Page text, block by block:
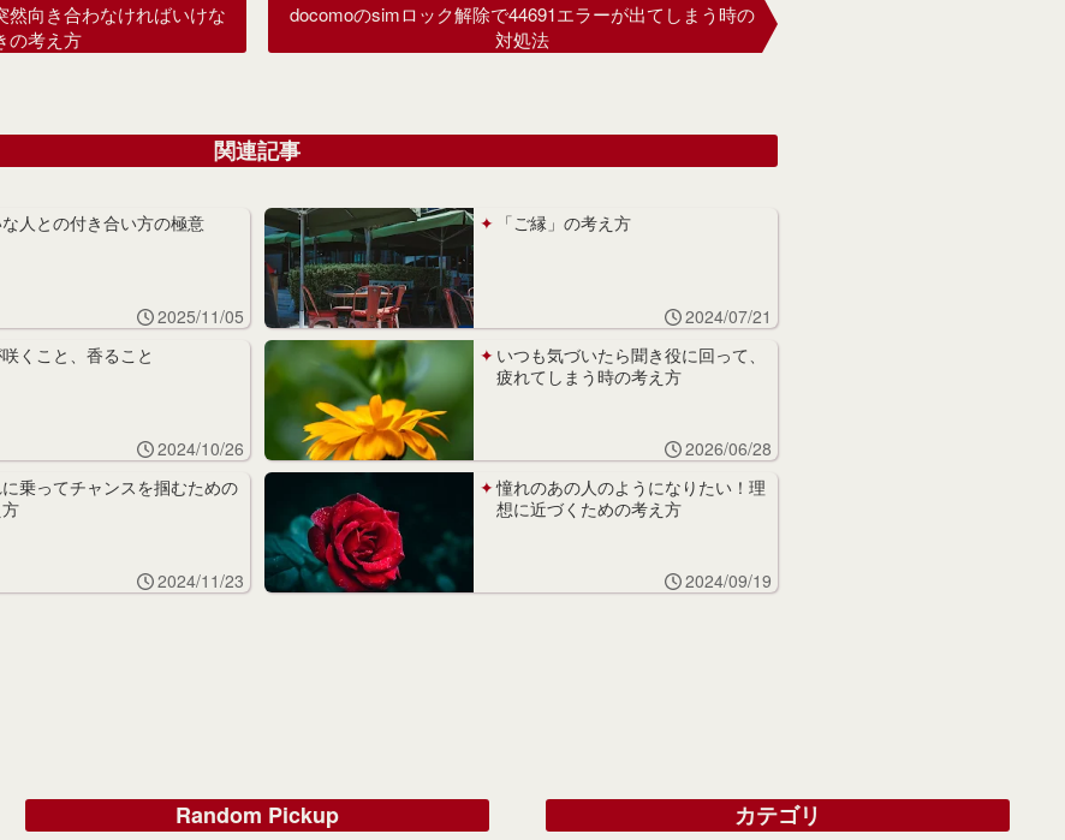
然向き合わなければいけな
の考え方
docomoのsimロック解除で44691エラーが出てしまう時の
対処法
関連記事
人との付き合い方の極意
2025/11/05
「ご縁」の考え方
2024/07/21
くこと、香ること
2024/10/26
いつも気づいたら聞き役に回って、
疲れてしまう時の考え方
2026/06/28
乗ってチャンスを掴むための
2024/11/23
憧れのあの人のようになりたい！理
想に近づくための考え方
2024/09/19
Random Pickup カテゴリ